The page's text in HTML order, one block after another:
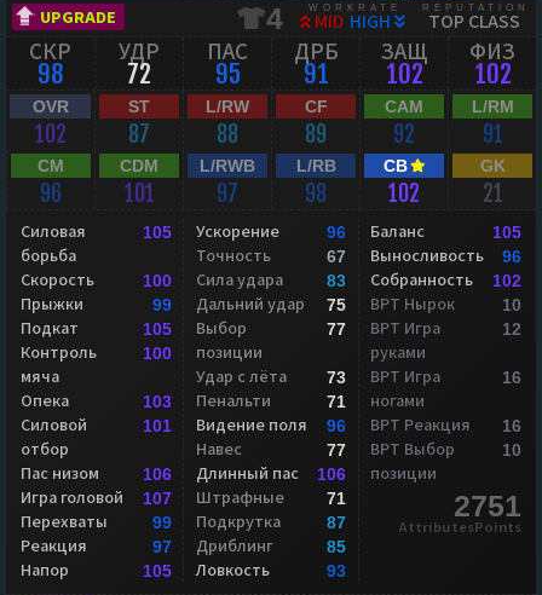
UPGRADE 4 WORKRATE
MID HIGH
REPUTATION
TOP CLASS
СКР
98
УДР
72
ПАС
95
ДРБ
91
ЗАЩ
102
ФИЗ
102
OVR
102
ST
87
L/RW
88
CF
89
CAM
92
L/RM
91
CM
96
CDM
101
L/RWB
97
L/RB
98
CB
102
GK
21
Силовая
борьба
105
Скорость 100
Прыжки 99
Подкат 105
Контроль
мяча
100
Опека 103
Силовой
отбор
101
Пас низом 106
Игра головой 107
Перехваты 99
Реакция 97
Напор 105
Ускорение 96
Точность 67
Сила удара 83
Дальний удар 75
Выбор
позиции
77
Удар с лёта 73
Пенальти 71
Видение поля 96
Навес 77
Длинный пас 106
Штрафные 71
Подкрутка 87
Дриблинг 85
Ловкость 93
Баланс 105
Выносливость 96
Собранность 102
ВРТ Нырок 10
ВРТ Игра
руками
12
ВРТ Игра
ногами
16
ВРТ Реакция 16
ВРТ Выбор
позиции
10
2751
AttributesPoints